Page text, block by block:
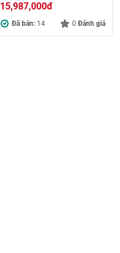
15,987,000đ
Đã bán: 14 0 Đánh giá